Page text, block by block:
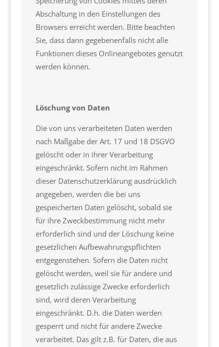
Abschaltung in den Einstellungen des
Browsers erreicht werden. Bitte beachten
Sie, dass dann gegebenenfalls nicht alle
Funktionen dieses Onlineangebotes genutzt
werden können.
Löschung von Daten
Die von uns verarbeiteten Daten werden
nach Maßgabe der Art. 17 und 18 DSGVO
gelöscht oder in ihrer Verarbeitung
eingeschränkt. Sofern nicht im Rahmen
dieser Datenschutzerklärung ausdrücklich
angegeben, werden die bei uns
gespeicherten Daten gelöscht, sobald sie
für ihre Zweckbestimmung nicht mehr
erforderlich sind und der Löschung keine
gesetzlichen Aufbewahrungspflichten
entgegenstehen. Sofern die Daten nicht
gelöscht werden, weil sie für andere und
gesetzlich zulässige Zwecke erforderlich
sind, wird deren Verarbeitung
eingeschränkt. D.h. die Daten werden
gesperrt und nicht für andere Zwecke
verarbeitet. Das gilt z.B. für Daten, die aus